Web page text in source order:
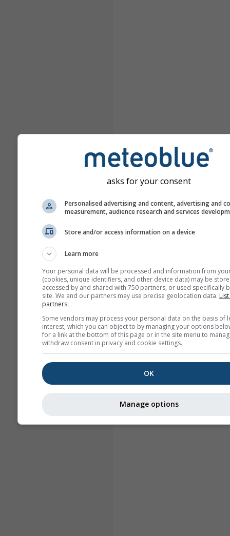
asks for your consent
Personalised advertising and content, advertising and
measurement, audience research and services
Store and/or access information on a device
Learn more
Your personal data will be processed and information from
(cookies, unique identifiers, and other device data) may be
accessed by and shared with 750 partners, or used specifically
site. We and our partners may use precise geolocation data.
partners.
Some vendors may process your personal data on the basis of
interest, which you can object to by managing your options
for a link at the bottom of this page or in the site menu to
withdraw consent in privacy and cookie settings.
OK
Manage options